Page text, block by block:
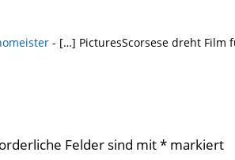
- […] PicturesScorsese dreht Film
Felder sind mit* markiert